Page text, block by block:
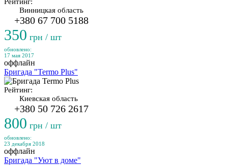
Винницкая область
+380 67 700 5188
350 грн / шт
обновлено:
17 мая 2017
оффлайн
Бригада "Termo Plus"
Рейтинг:
Киевская область
+380 50 726 2617
800 грн / шт
обновлено:
23 декабря 2018
оффлайн
Бригада "Уют в доме"